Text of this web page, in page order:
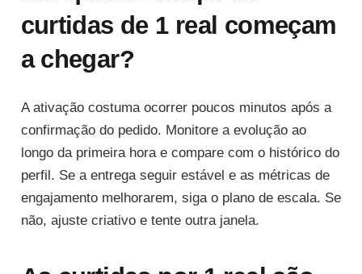
curtidas de 1 real começam
a chegar?
A ativação costuma ocorrer poucos minutos após a
confirmação do pedido. Monitore a evolução ao
longo da primeira hora e compare com o histórico do
perfil. Se a entrega seguir estável e as métricas de
engajamento melhorarem, siga o plano de escala. Se
não, ajuste criativo e tente outra janela.